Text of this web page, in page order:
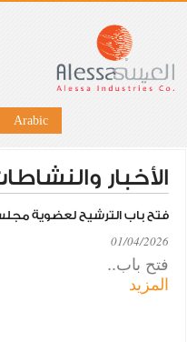
Arabic
الأخبار
فتح باب الترشيح لعضوية
01/04/2026
فتح باب..
المزيد